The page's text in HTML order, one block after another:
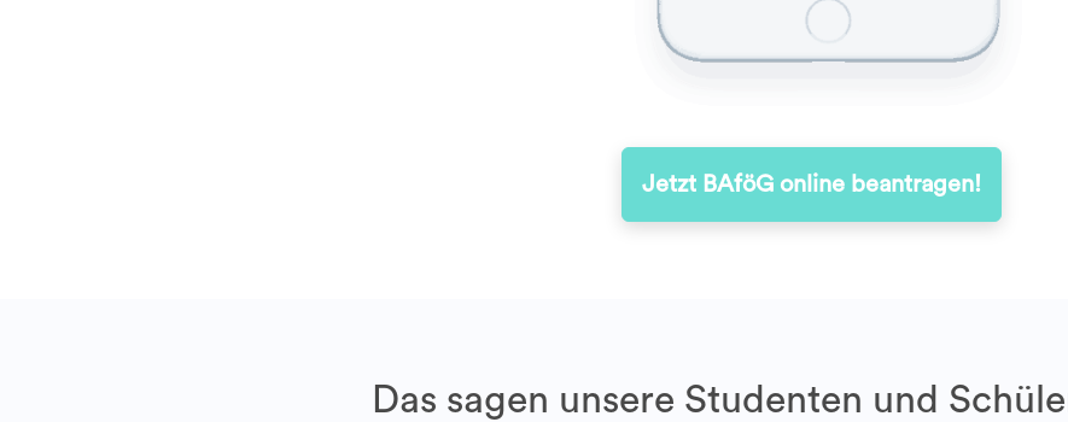
Jetzt BAföG online beantragen!
Das sagen unsere Studenten und